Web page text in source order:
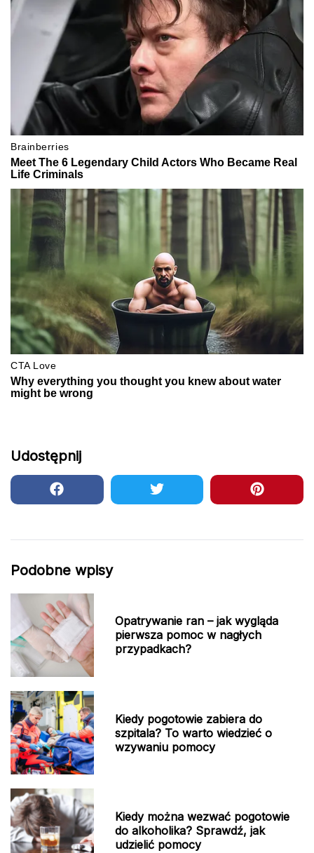
Udostępnij
Podobne wpisy
Opatrywanie ran – jak wygląda
pierwsza pomoc w nagłych
przypadkach?
Kiedy pogotowie zabiera do
szpitala? To warto wiedzieć o
wzywaniu pomocy
Kiedy można wezwać pogotowie
do alkoholika? Sprawdź, jak
udzielić pomocy